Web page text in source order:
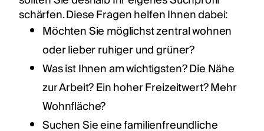
schärfen. Diese Fragen helfen Ihnen dabei:
Möchten Sie möglichst zentral wohnen
oder lieber ruhiger und grüner?
Was ist Ihnen am wichtigsten? Die Nähe
zur Arbeit? Ein hoher Freizeitwert? Mehr
Wohnfläche?
Suchen Sie eine familienfreundliche